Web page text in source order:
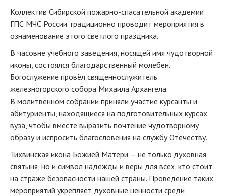
Коллектив Сибирской пожарно-спасательной академии
ГПС МЧС России традиционно проводит мероприятия в
ознаменование этого светлого праздника.
В часовне учебного заведения, носящей имя чудотворной
иконы, состоялся благодарственный молебен.
Богослужение провёл священнослужитель
железногорского собора Михаила Архангела.
В молитвенном собрании приняли участие курсанты и
абитуриенты, находящиеся на подготовительных курсах
вуза, чтобы вместе выразить почтение чудотворному
образу и испросить благословения на службу Отечеству.
Тихвинская икона Божией Матери — не только духовная
святыня, но и символ надежды и веры для всех, кто стоит
на страже безопасности нашей страны. Проведение таких
мероприятий укрепляет духовные ценности среди